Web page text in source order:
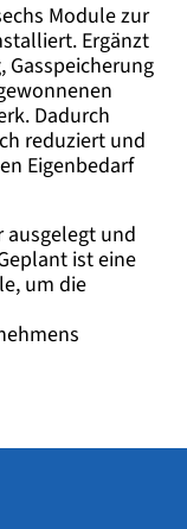
Module zur
Ergänzt
Gasspeicherung
Dadurch
reduziert und
Eigenbedarf
ausgelegt und
ist eine
um die